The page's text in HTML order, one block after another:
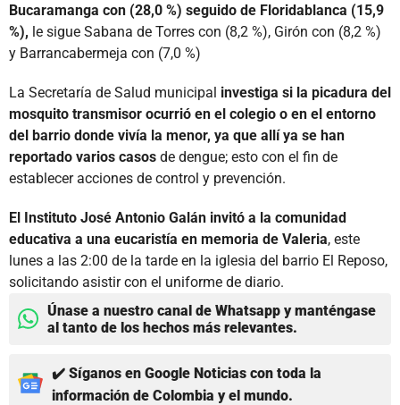
Bucaramanga con (28,0 %) seguido de Floridablanca (15,9
%), le sigue Sabana de Torres con (8,2 %), Girón con (8,2 %)
y Barrancabermeja con (7,0 %)
La Secretaría de Salud municipal investiga si la picadura del
mosquito transmisor ocurrió en el colegio o en el entorno
del barrio donde vivía la menor, ya que allí ya se han
reportado varios casos de dengue; esto con el fin de
establecer acciones de control y prevención.
El Instituto José Antonio Galán invitó a la comunidad
educativa a una eucaristía en memoria de Valeria, este
lunes a las 2:00 de la tarde en la iglesia del barrio El Reposo,
solicitando asistir con el uniforme de diario.
Únase a nuestro canal de Whatsapp y manténgase
al tanto de los hechos más relevantes.
✔️ Síganos en Google Noticias con toda la
información de Colombia y el mundo.